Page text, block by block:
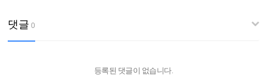
댓글 0
등록된 댓글이 없습니다.